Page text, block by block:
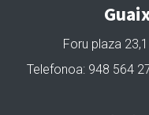
Foru plaza
Telefonoa: 948 564